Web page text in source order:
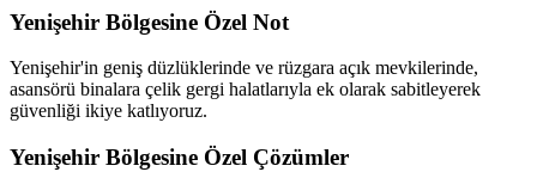
Yenişehir Bölgesine Özel Not
Yenişehir'in geniş düzlüklerinde ve rüzgara açık mevkilerinde,
asansörü binalara çelik gergi halatlarıyla ek olarak sabitleyerek
güvenliği ikiye katlıyoruz.
Yenişehir Bölgesine Özel Çözümler